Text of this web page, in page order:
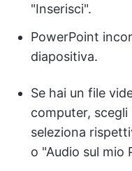
"Inserisci".
PowerPoint
diapositiva.
Se hai un file
computer, scegli
seleziona
o "Audio sul mio